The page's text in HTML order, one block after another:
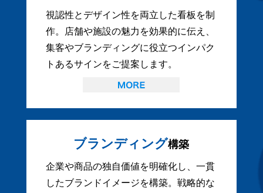
視認性とデザイン性を両立した看板を制
作。店舗や施設の魅力を効果的に伝え、
集客やブランディングに役立つインパク
トあるサインをご提案します。
ブランディング構築
企業や商品の独自価値を明確化し、一貫
したブランドイメージを構築。戦略的な